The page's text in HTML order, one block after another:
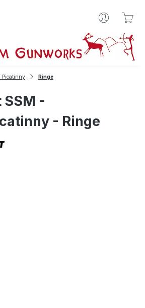
Picatinny Ringe
-
- Ringe